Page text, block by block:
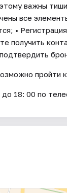
важны
все
•
получить
пройти
до 18: 00 по